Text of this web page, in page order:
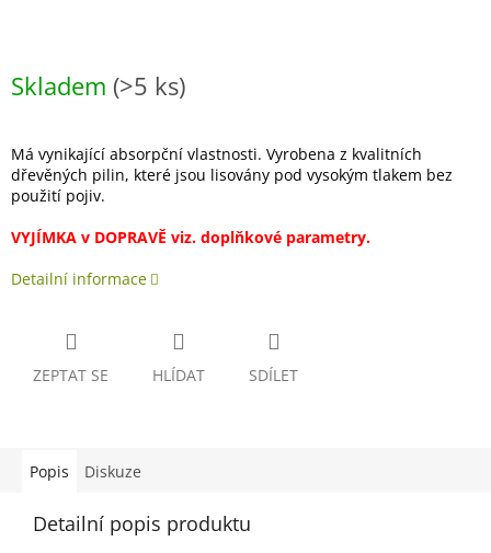
Skladem (>5 ks)
Má vynikající absorpční vlastnosti. Vyrobena z kvalitních
dřevěných pilin, které jsou lisovány pod vysokým tlakem bez
použití pojiv.
VYJÍMKA v DOPRAVĚ viz. doplňkové parametry.
Detailní informace
ZEPTAT SE HLÍDAT SDÍLET
Popis Diskuze
Detailní popis produktu